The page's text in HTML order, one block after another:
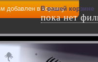
добавлен в корзинуВ вашей корзине
пока нет